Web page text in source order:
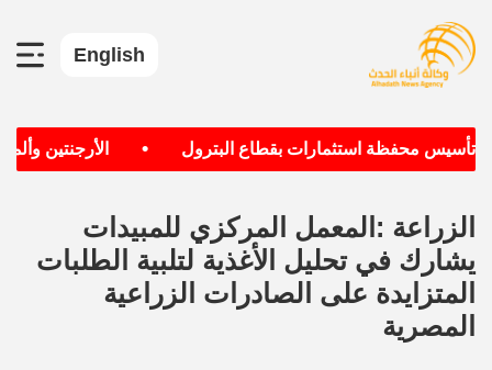
English
تأسيس محفظة استثمارات بقطاع البترول الأرجنتين
الزراعة :المعمل المركزي للمبيدات
يشارك في تحليل الأغذية لتلبية الطلبات
المتزايدة على الصادرات الزراعية
المصرية